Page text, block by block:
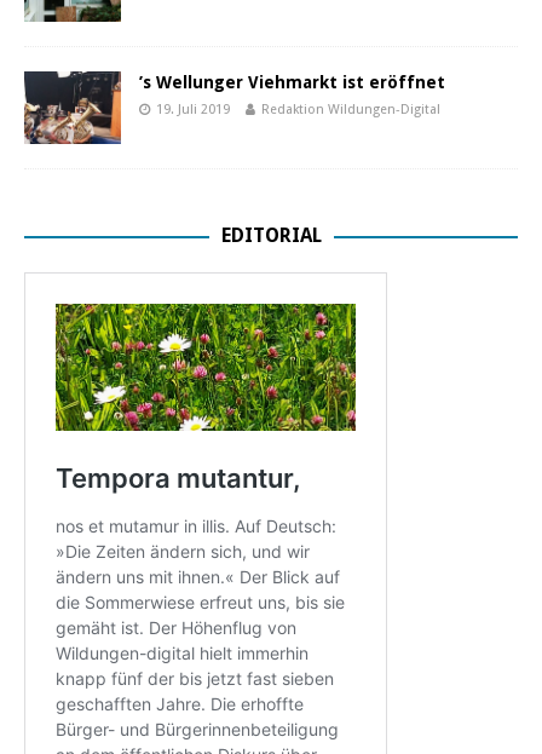
’s Wellunger Viehmarkt ist eröffnet
19. Juli 2019 Redaktion Wildungen-Digital
EDITORIAL